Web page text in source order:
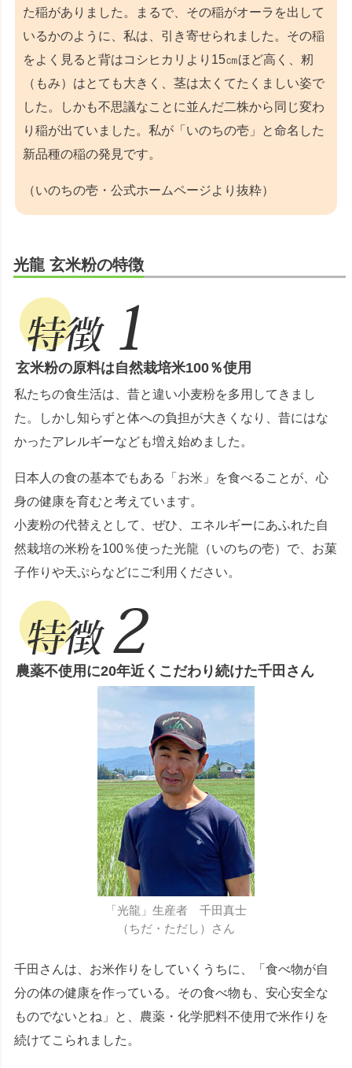
た稲がありました。まるで、その稲がオーラを出して
いるかのように、私は、引き寄せられました。その稲
をよく見ると背はコシヒカリより15㎝ほど高く、籾
（もみ）はとても大きく、茎は太くてたくましい姿で
した。しかも不思議なことに並んだ二株から同じ変わ
り稲が出ていました。私が「いのちの壱」と命名した
新品種の稲の発見です。
（いのちの壱・公式ホームページより抜粋）
光龍 玄米粉の特徴
玄米粉の原料は自然栽培米100％使用
私たちの食生活は、昔と違い小麦粉を多用してきまし
た。しかし知らずと体への負担が大きくなり、昔にはな
かったアレルギーなども増え始めました。
日本人の食の基本でもある「お米」を食べることが、心
身の健康を育むと考えています。
小麦粉の代替えとして、ぜひ、エネルギーにあふれた自
然栽培の米粉を100％使った光龍（いのちの壱）で、お菓
子作りや天ぷらなどにご利用ください。
農薬不使用に20年近くこだわり続けた千田さん
「光龍」生産者 千田真士
（ちだ・ただし）さん
千田さんは、お米作りをしていくうちに、「食べ物が自
分の体の健康を作っている。その食べ物も、安心安全な
ものでないとね」と、農薬・化学肥料不使用で米作りを
続けてこられました。